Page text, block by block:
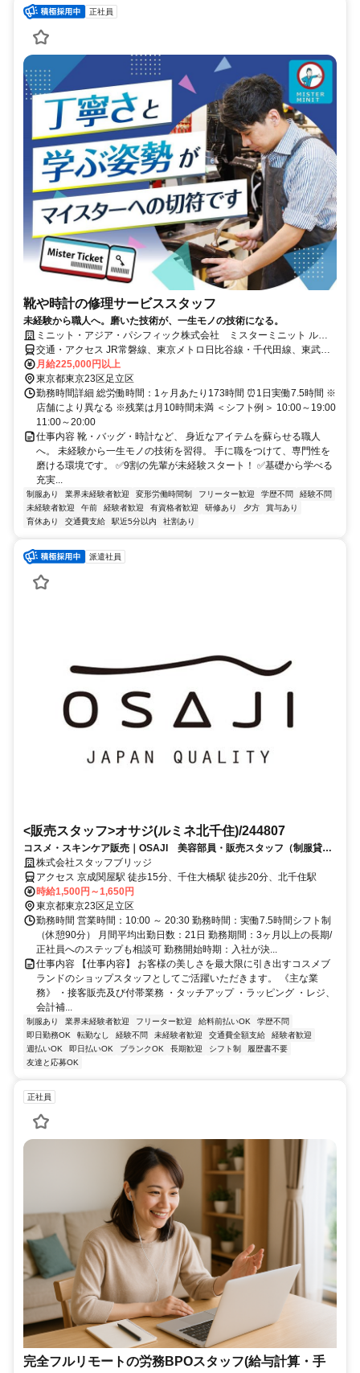
正社員
靴や時計の修理サービススタッフ
未経験から職人へ。磨いた技術が、一生モノの技術になる。
ミニット・アジア・パシフィック株式会社 ミスターミニット ルミ
ネ北千住
交通・アクセス JR常磐線、東京メトロ日比谷線・千代田線、東武伊
勢崎線「北千住駅」より徒歩1分
月給225,000円以上
東京都東京23区足立区
勤務時間詳細 総労働時間：1ヶ月あたり173時間 ⏰1日実働7.5時間 ※
店舗により異なる ※残業は月10時間未満 ＜シフト例＞ 10:00～19:00
11:00～20:00
仕事内容 靴・バッグ・時計など、 身近なアイテムを蘇らせる職人
へ。 未経験から一生モノの技術を習得。 手に職をつけて、専門性を
磨ける環境です。 ✅9割の先輩が未経験スタート！ ✅基礎から学べる
充実...
制服あり 業界未経験者歓迎 変形労働時間制 フリーター歓迎 学歴不問
経験不問
未経験者歓迎
午前 経験者歓迎 有資格者歓迎 研修あり 夕方
賞与あり
育休あり
交通費支給 駅近5分以内 社割あり
派遣社員
<販売スタッフ>オサジ(ルミネ北千住)/244807
コスメ・スキンケア販売｜OSAJI 美容部員・販売スタッフ（制服貸
与）北千住ルミネ・駅近施設
株式会社スタッフブリッジ
アクセス 京成関屋駅 徒歩15分、千住大橋駅 徒歩20分、北千住駅
時給1,500円～1,650円
東京都東京23区足立区
勤務時間 営業時間：10:00 ～ 20:30 勤務時間：実働7.5時間シフト制
（休憩90分） 月間平均出勤日数：21日 勤務期間：3ヶ月以上の長期/
正社員へのステップも相談可 勤務開始時期：入社が決...
仕事内容 【仕事内容】 お客様の美しさを最大限に引き出すコスメブ
ランドのショップスタッフとしてご活躍いただきます。 《主な業
務》 ・接客販売及び付帯業務 ・タッチアップ ・ラッピング ・レジ、
会計補...
制服あり 業界未経験者歓迎 フリーター歓迎 給料前払いOK
学歴不問
即日勤務OK
転勤なし 経験不問 未経験者歓迎 交通費全額支給
経験者歓迎
週払いOK
即日払いOK ブランクOK 長期歓迎 シフト制
履歴書不要
友達と応募OK
正社員
完全フルリモートの労務BPOスタッフ(給与計算・手